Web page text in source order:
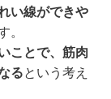
い線ができや
。
ことで、筋肉
るという考え